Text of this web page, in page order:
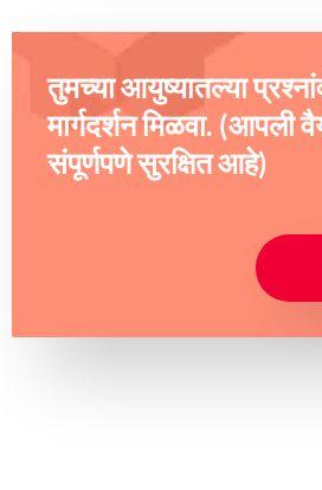
तुमच्या आयुष्यातल्या
मार्गदर्शन मिळवा. (आपली
संपूर्णपणे सुरक्षित आहे)